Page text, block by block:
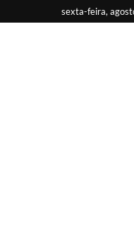
sexta-feira,